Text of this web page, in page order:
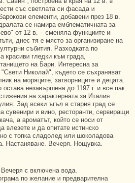
със светлата си фасада и
елементи, добавени през 18 в.
се намира емблематичната за
от 12 в. – сменяла функциите и
днес тя е място за организиране на
събития. Разходката по
красиви гледки към града,
на Бари. Интересна за
Николай", където се съхраняват
на моряците, затворниците и децата.
остава незавършена до 1197 г. и все пак
на характерната за Италия
Зад всеки ъгъл в стария град се
сувенири и вино, ресторанти, сервиращи
а ароматът, който се носи от
влезете и да опитате истинско
с топка сладолед или шоколадова
Настаняване. Вечеря. Нощувка.
с включена вода.
по желание и предварителна